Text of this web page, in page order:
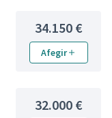
34.150 €
Afegir
32.000 €